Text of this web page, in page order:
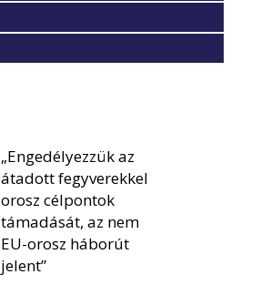
„Engedélyezzük az
átadott fegyverekkel
orosz célpontok
támadását, az nem
EU-orosz háborút
jelent”